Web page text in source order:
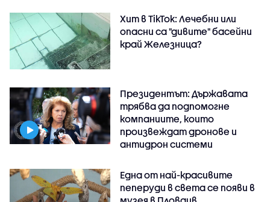
Хит в TikTok: Лечебни или
опасни са "дивите" басейни
край Железница?
Президентът: Държавата
трябва да подпомогне
компаниите, които
произвеждат дронове и
антидрон системи
Една от най-красивите
пеперуди в света се появи в